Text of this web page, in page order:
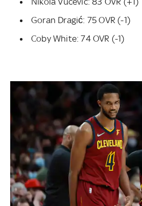
Goran Dragić: 75 OVR (-1)
Coby White: 74 OVR (-1)